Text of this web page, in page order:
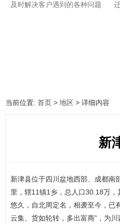
及时解决客户遇到的各种问题
当前位置:首页 >地区 > 详细内容
新
新津县位于四川盆地西部、成都南
里，辖11镇1乡，总人口30.18万
悠久，自北周定名，相袭至今，已
云集、货如轮转，多出富商”，为